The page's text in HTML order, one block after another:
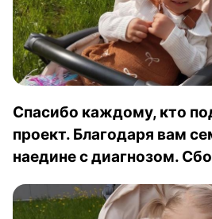
Спасибо каждому, кто
проект. Благодаря вам
наедине с диагнозом.